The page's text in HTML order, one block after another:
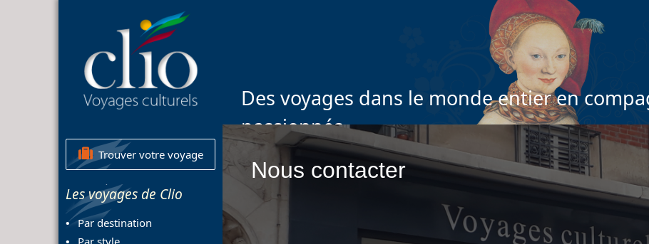
Des voyages dans le monde entier en
passionnés
Trouver votre voyage
Les voyages de Clio
Par destination
Nous contacter